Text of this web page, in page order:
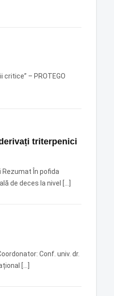
– PROTEGO
triterpenici
Rezumat În pofida
de deces la nivel […]
Conf. univ. dr.
[…]